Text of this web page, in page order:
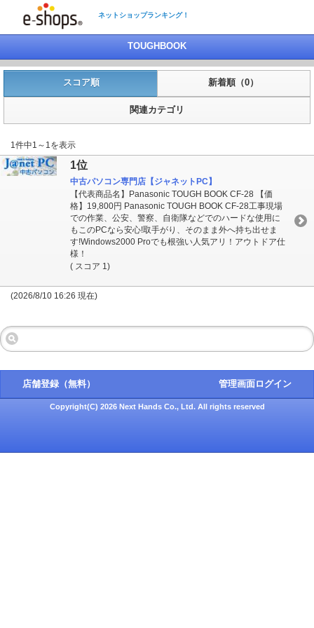
ネットショップランキング！
TOUGHBOOK
スコア順 新着順（0）
関連カテゴリ
1件中1～1を表示
1位
中古パソコン専門店【ジャネットPC】
【代表商品名】Panasonic TOUGH BOOK CF-28 【価
格】19,800円 Panasonic TOUGH BOOK CF-28工事現場
での作業、公安、警察、自衛隊などでのハードな使用に
もこのPCなら安心!取手がり、そのまま外へ持ち出せま
す!Windows2000 Proでも根強い人気アリ！アウトドア仕
様！
( スコア 1)
(2026/8/10 16:26 現在)
店舗登録（無料） 管理画面ログイン
Copyright(C) 2026 Next Hands Co., Ltd. All rights reserved